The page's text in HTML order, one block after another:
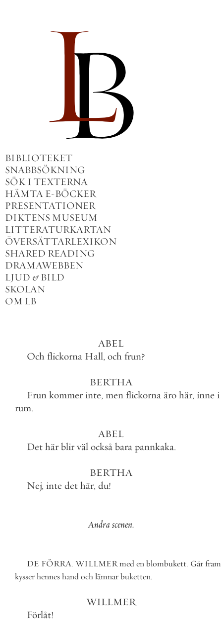
BIBLIOTEKET
SNABBSÖKNING
SÖK I TEXTERNA
HÄMTA E-BÖCKER
PRESENTATIONER
DIKTENS MUSEUM
LITTERATURKARTAN
ÖVERSÄTTARLEXIKON
SHARED READING
DRAMAWEBBEN
LJUD & BILD
SKOLAN
OM LB
ABEL
Och flickorna Hall, och frun?
BERTHA
Frun kommer inte, men flickorna äro här, inne i
rum.
ABEL
Det här blir väl också bara pannkaka.
BERTHA
Nej, inte det här, du!
Andrascenen.
DE FÖRRA. WILLMERmedenblombukett. Gårfram
kysserhenneshandochlämnarbuketten.
WILLMER
Förlåt!